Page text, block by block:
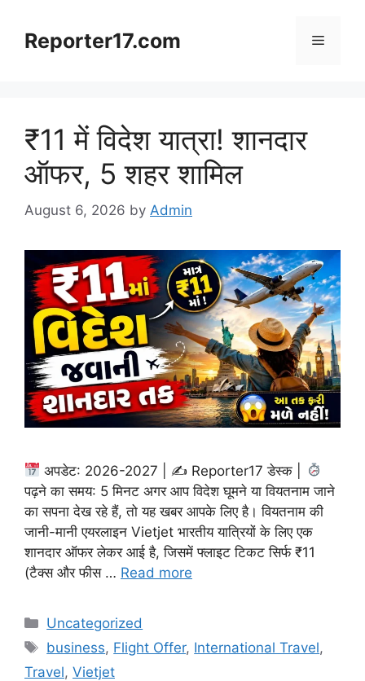
contentReporter17.com Menu
₹11 में विदेश यात्रा! शानदार
ऑफर, 5 शहर शामिल
August 6, 2026 by Admin
अपडेट: 2026-2027 | ✍ Reporter17 डेस्क |
पढ़ने का समय: 5 मिनट अगर आप विदेश घूमने या वियतनाम जाने
का सपना देख रहे हैं, तो यह खबर आपके लिए है। वियतनाम की
जानी-मानी एयरलाइन Vietjet भारतीय यात्रियों के लिए एक
शानदार ऑफर लेकर आई है, जिसमें फ्लाइट टिकट सिर्फ ₹11
(टैक्स और फीस … Read more
Categories
Uncategorized
Tags
business, Flight Offer, International Travel,
Travel, Vietjet